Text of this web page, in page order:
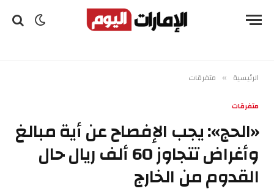
الرئيسية » متفرقات
متفرقات
«الحج»: يجب الإفصاح عن أية مبالغ
وأغراض تتجاوز 60 ألف ريال حال
القدوم من الخارج